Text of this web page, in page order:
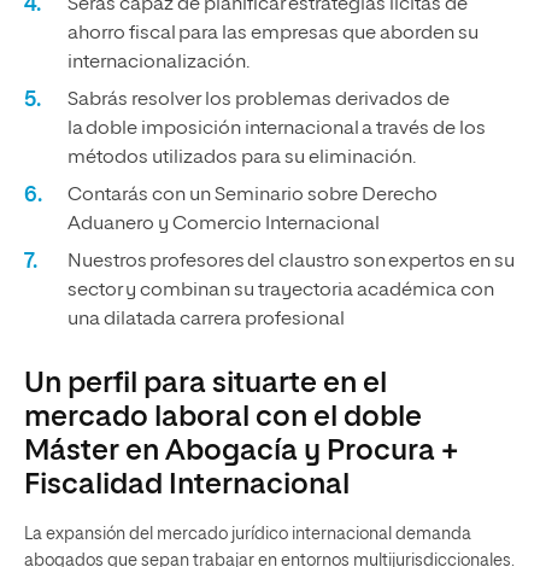
Serás capaz de planificar estrategias lícitas de
ahorro fiscal para las empresas que aborden su
internacionalización.
Sabrás resolver los problemas derivados de
la doble imposición internacional a través de los
métodos utilizados para su eliminación.
Contarás con un Seminario sobre Derecho
Aduanero y Comercio Internacional
Nuestros profesores del claustro son expertos en su
sector y combinan su trayectoria académica con
una dilatada carrera profesional
Un perfil para situarte en el
mercado laboral con el doble
Máster en Abogacía y Procura +
Fiscalidad Internacional
La expansión del mercado jurídico internacional demanda
abogados que sepan trabajar en entornos multijurisdiccionales.